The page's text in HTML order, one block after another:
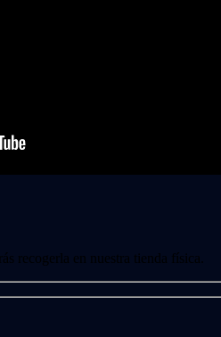
recogerla en nuestra tienda física.